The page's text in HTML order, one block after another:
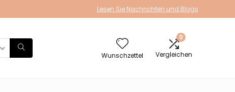
Lesen Sie Nachrichten und Blogs
Wunschzettel
0
Vergleichen